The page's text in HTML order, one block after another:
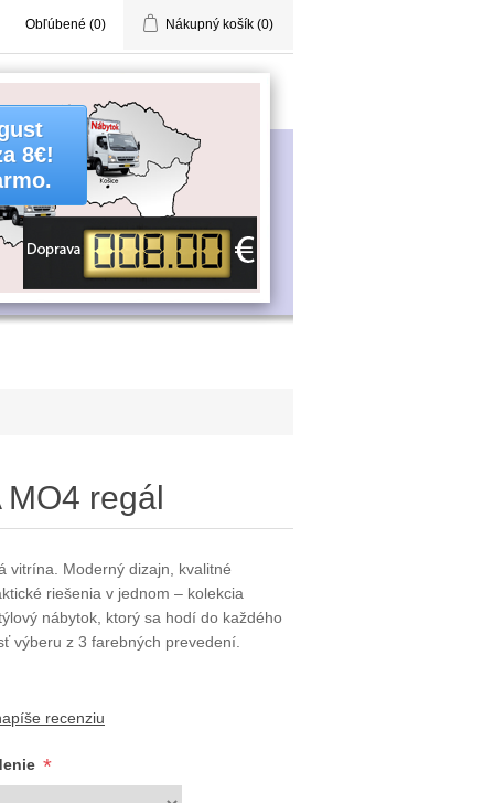
Obľúbené (0) Nákupný košík (0)
MO4 regál
vitrína. Moderný dizajn, kvalitné
riešenia v jednom – kolekcia
nábytok, ktorý sa hodí do každého
výberu z 3 farebných prevedení.
recenziu
*